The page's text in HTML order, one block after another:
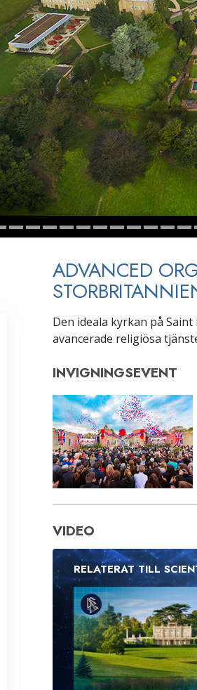
ADVANCED
Den ideala kyrkan på
avancerade religiösa
INVIGNINGSEVENT
VIDEO
RELATERAT TILL